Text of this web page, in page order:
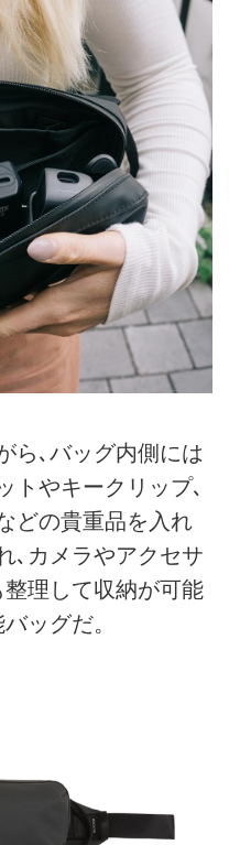
ら､バッグ内側には
トやキークリップ､
どの貴重品を入れ
､カメラやアクセサ
理して収納が可能
ッグだ。